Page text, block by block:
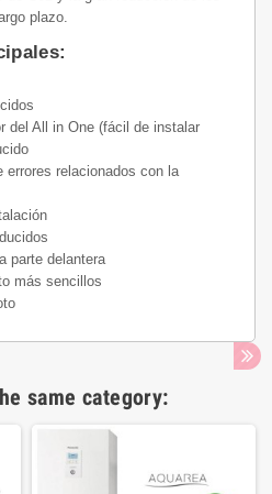
plazo.
del All in One (fácil de instalar
errores relacionados con la
parte delantera
más sencillos
same category: